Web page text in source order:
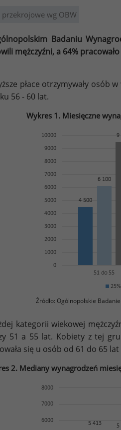
przekrojowe wg OBW
Badaniu
mężczyźni, a 64%
płace otrzymywały osób
56 - 60 lat.
Wykres 1. Miesięczne
Źródło: Ogólnopolskie
kategorii wiekowej
51 a 55 lat. Kobiety z tej
się u osób od 61 do 65 lat
2. Mediany wynagrodzeń